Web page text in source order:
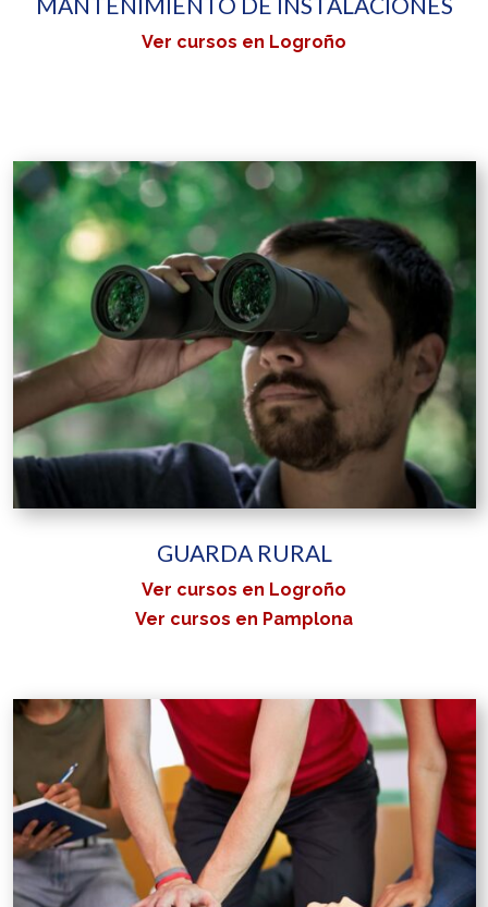
Ver cursos en Logroño
GUARDA RURAL
Ver cursos en Logroño
Ver cursos en Pamplona